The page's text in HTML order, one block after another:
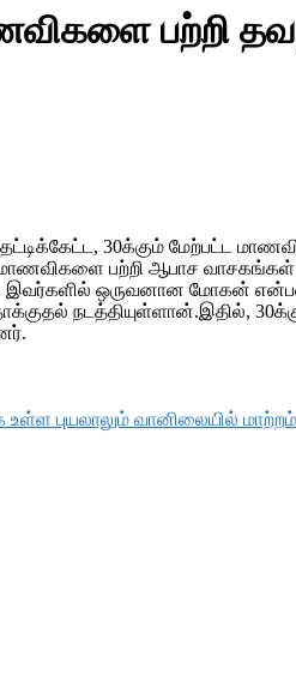
பற்றி
30க்கும் மேற்பட்ட
மாணவிகளை பற்றி ஆபாச
ஒருவனான மோகன்
நடத்தியுள்ளான்.இதில்,
உள்ள புயலாலும் வானிலையில்